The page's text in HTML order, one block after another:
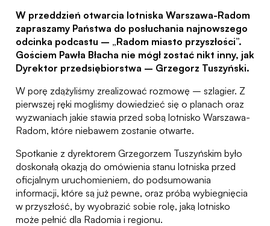
W przeddzień otwarcia lotniska Warszawa-Radom
zapraszamy Państwa do posłuchania najnowszego
odcinka podcastu – „Radom miasto przyszłości”.
Gościem Pawła Błacha nie mógł zostać nikt inny, jak
Dyrektor przedsiębiorstwa – Grzegorz Tuszyński.
W porę zdążyliśmy zrealizować rozmowę – szlagier. Z
pierwszej ręki mogliśmy dowiedzieć się o planach oraz
wyzwaniach jakie stawia przed sobą lotnisko Warszawa-
Radom, które niebawem zostanie otwarte.
Spotkanie z dyrektorem Grzegorzem Tuszyńskim było
doskonałą okazją do omówienia stanu lotniska przed
oficjalnym uruchomieniem, do podsumowania
informacji, które są już pewne, oraz próbą wybiegnięcia
w przyszłość, by wyobrazić sobie rolę, jaką lotnisko
może pełnić dla Radomia i regionu.